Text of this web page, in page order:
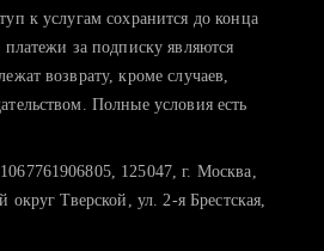
к услугам сохранится до конца
за подписку являются
возврату, кроме случаев,
Полные условия есть
125047, г. Москва,
Тверской, ул. 2-я Брестская,